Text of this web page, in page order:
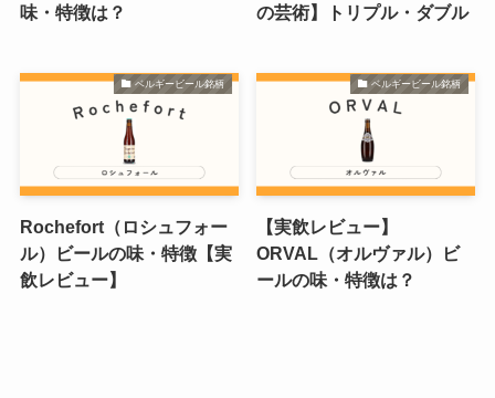
味・特徴は？
の芸術】トリプル・ダブル
ベルギービール銘柄
Rochefort（ロシュフォー
ル）ビールの味・特徴【実
飲レビュー】
ベルギービール銘柄
【実飲レビュー】
ORVAL（オルヴァル）ビ
ールの味・特徴は？